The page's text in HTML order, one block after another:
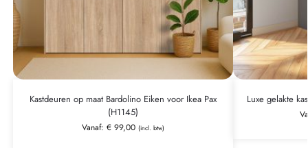
Kastdeuren op maat Bardolino Eiken voor Ikea Pax
(H1145)
Vanaf: €99,00 (incl. btw)
Luxe gelakte